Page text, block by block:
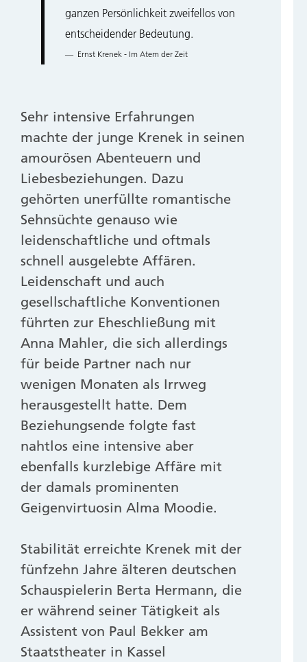
ganzen Persönlichkeit zweifellos von
entscheidender Bedeutung.
Ernst Krenek - Im Atem der Zeit
Sehr intensive Erfahrungen
machte der junge Krenek in seinen
amourösen Abenteuern und
Liebesbeziehungen. Dazu
gehörten unerfüllte romantische
Sehnsüchte genauso wie
leidenschaftliche und oftmals
schnell ausgelebte Affären.
Leidenschaft und auch
gesellschaftliche Konventionen
führten zur Eheschließung mit
Anna Mahler, die sich allerdings
für beide Partner nach nur
wenigen Monaten als Irrweg
herausgestellt hatte. Dem
Beziehungsende folgte fast
nahtlos eine intensive aber
ebenfalls kurzlebige Affäre mit
der damals prominenten
Geigenvirtuosin Alma Moodie.
Stabilität erreichte Krenek mit der
fünfzehn Jahre älteren deutschen
Schauspielerin Berta Hermann, die
er während seiner Tätigkeit als
Assistent von Paul Bekker am
Staatstheater in Kassel